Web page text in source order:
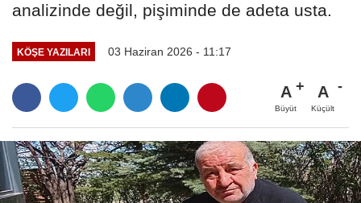
analizinde değil, pişiminde de adeta usta.
KÖŞE YAZILARI 03 Haziran 2026 - 11:17
A
Büyüt
A
Küçült